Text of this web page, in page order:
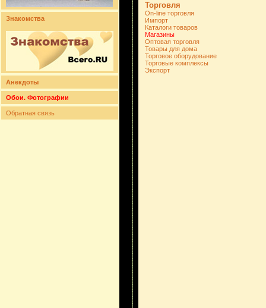
Знакомства
Анекдоты
Обои. Фотографии
Обратная связь
Торговля
On-line торговля
Импорт
Каталоги товаров
Магазины
Оптовая торговля
Товары для дома
Торговое оборудование
Торговые комплексы
Экспорт